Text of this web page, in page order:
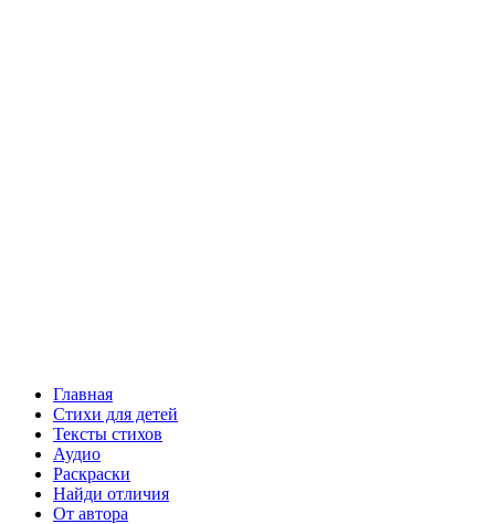
Главная
Стихи для детей
Тексты стихов
Аудио
Раскраски
Найди отличия
От автора